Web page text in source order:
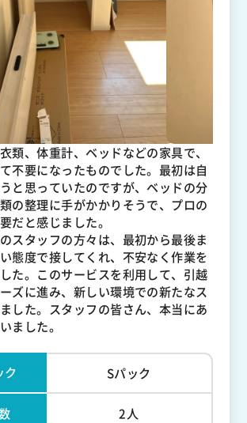
類、体重計、ベッドなどの家具で、
不要になったものでした。最初は自
と思っていたのですが、ベッドの分
の整理に手がかかりそうで、プロの
だと感じました。
スタッフの方々は、最初から最後ま
態度で接してくれ、不安なく作業を
た。このサービスを利用して、引越
ズに進み、新しい環境での新たなス
した。スタッフの皆さん、本当にあ
ました。
ク Sパック
2人